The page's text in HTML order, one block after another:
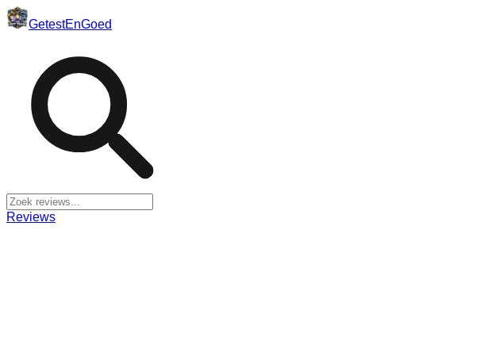
GetestEnGoed
Reviews